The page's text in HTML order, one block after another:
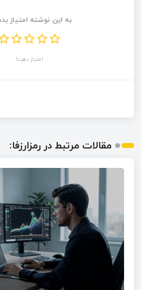
به این نوشته امتیاز
امتیاز دهید!
مقالات مرتبط در رمزارزفا: